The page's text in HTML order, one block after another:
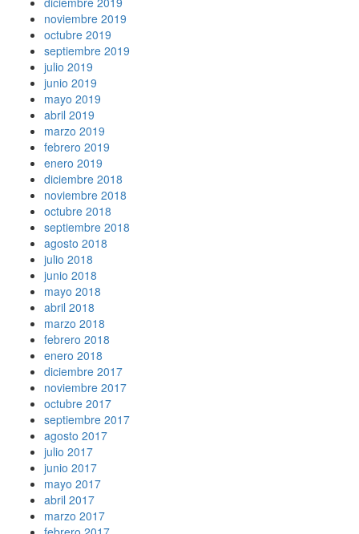
noviembre 2019
octubre 2019
septiembre 2019
julio 2019
junio 2019
mayo 2019
abril 2019
marzo 2019
febrero 2019
enero 2019
diciembre 2018
noviembre 2018
octubre 2018
septiembre 2018
agosto 2018
julio 2018
junio 2018
mayo 2018
abril 2018
marzo 2018
febrero 2018
enero 2018
diciembre 2017
noviembre 2017
octubre 2017
septiembre 2017
agosto 2017
julio 2017
junio 2017
mayo 2017
abril 2017
marzo 2017